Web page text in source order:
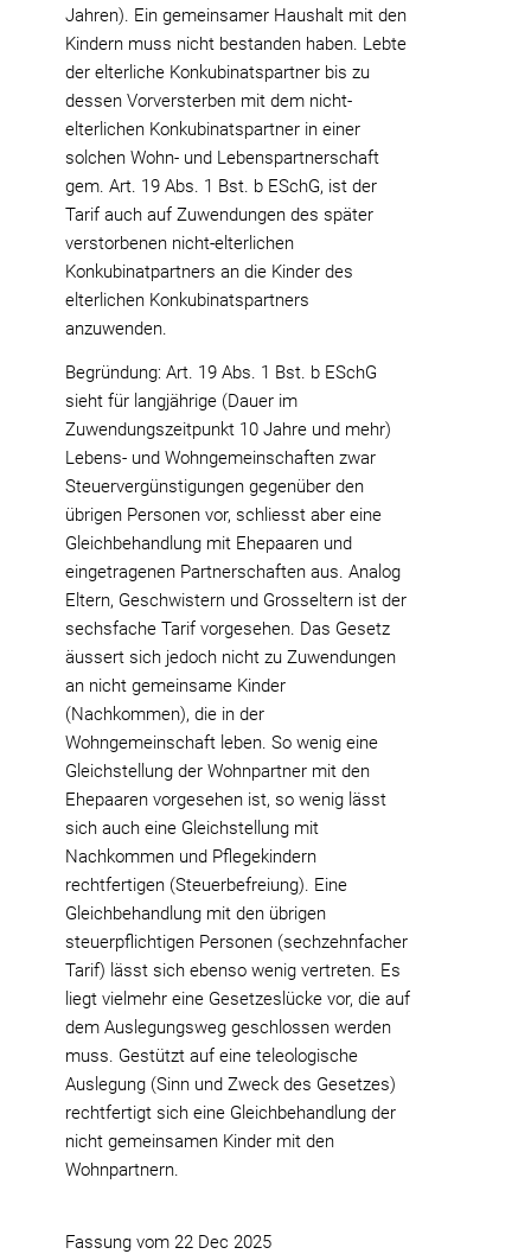
Jahren). Ein gemeinsamer Haushalt mit den
Kindern muss nicht bestanden haben. Lebte
der elterliche Konkubinatspartner bis zu
dessen Vorversterben mit dem nicht-
elterlichen Konkubinatspartner in einer
solchen Wohn- und Lebenspartnerschaft
gem. Art. 19 Abs. 1 Bst. b ESchG, ist der
Tarif auch auf Zuwendungen des später
verstorbenen nicht-elterlichen
Konkubinatpartners an die Kinder des
elterlichen Konkubinatspartners
anzuwenden.
Begründung: Art. 19 Abs. 1 Bst. b ESchG
sieht für langjährige (Dauer im
Zuwendungszeitpunkt 10 Jahre und mehr)
Lebens- und Wohngemeinschaften zwar
Steuervergünstigungen gegenüber den
übrigen Personen vor, schliesst aber eine
Gleichbehandlung mit Ehepaaren und
eingetragenen Partnerschaften aus. Analog
Eltern, Geschwistern und Grosseltern ist der
sechsfache Tarif vorgesehen. Das Gesetz
äussert sich jedoch nicht zu Zuwendungen
an nicht gemeinsame Kinder
(Nachkommen), die in der
Wohngemeinschaft leben. So wenig eine
Gleichstellung der Wohnpartner mit den
Ehepaaren vorgesehen ist, so wenig lässt
sich auch eine Gleichstellung mit
Nachkommen und Pflegekindern
rechtfertigen (Steuerbefreiung). Eine
Gleichbehandlung mit den übrigen
steuerpflichtigen Personen (sechzehnfacher
Tarif) lässt sich ebenso wenig vertreten. Es
liegt vielmehr eine Gesetzeslücke vor, die auf
dem Auslegungsweg geschlossen werden
muss. Gestützt auf eine teleologische
Auslegung (Sinn und Zweck des Gesetzes)
rechtfertigt sich eine Gleichbehandlung der
nicht gemeinsamen Kinder mit den
Wohnpartnern.
Fassung vom 22 Dec 2025